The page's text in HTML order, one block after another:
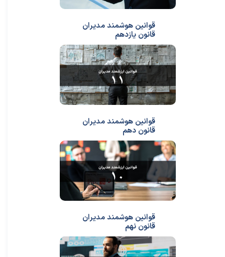
قوانین هوشمند مدیران
قانون یازدهم
قوانین هوشمند مدیران
قانون دهم
قوانین هوشمند مدیران
قانون نهم